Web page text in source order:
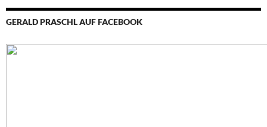
GERALD PRASCHL AUF FACEBOOK